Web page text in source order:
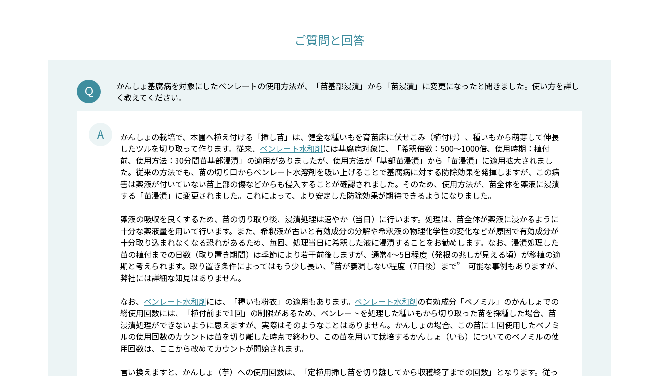
ご質問と回答
かんしょ基腐病を対象にしたベンレートの使用方法が、「苗基部浸漬」から「苗浸漬」に変更になったと聞きました。使い方を詳し
く教えてください。
かんしょの栽培で、本圃へ植え付ける「挿し苗」は、健全な種いもを育苗床に伏せこみ（植付け）、種いもから萌芽して伸長
したツルを切り取って作ります。従来、 ベンレート水和剤には基腐病対象に、「希釈倍数：500～1000倍、使用時期：植付
前、使用方法：30分間苗基部浸漬」の適用がありましたが、使用方法が「基部苗浸漬」から「苗浸漬」に適用拡大されまし
た。従来の方法でも、苗の切り口からベンレート水溶剤を吸い上げることで基腐病に対する防除効果を発揮しますが、この病
害は薬液が付いていない苗上部の傷などからも侵入することが確認されました。そのため、使用方法が、苗全体を薬液に浸漬
する「苗浸漬」に変更されました。これによって、より安定した防除効果が期待できるようになりました。
薬液の吸収を良くするため、苗の切り取り後、浸漬処理は速やか（当日）に行います。処理は、苗全体が薬液に浸かるように
十分な薬液量を用いて行います。また、希釈液が古いと有効成分の分解や希釈液の物理化学性の変化などが原因で有効成分が
十分取り込まれなくなる恐れがあるため、毎回、処理当日に希釈した液に浸漬することをお勧めします。なお、浸漬処理した
苗の植付までの日数（取り置き期間）は季節により若干前後しますが、通常4～5日程度（発根の兆しが見える頃）が移植の適
期と考えられます。取り置き条件によってはもう少し長い、”苗が萎凋しない程度（7日後）まで” 可能な事例もありますが、
弊社には詳細な知見はありません。
なお、 ベンレート水和剤には、「種いも粉衣」の適用もあります。 ベンレート水和剤の有効成分「ベノミル」のかんしょでの
総使用回数には、「植付前まで1回」の制限があるため、ベンレートを処理した種いもから切り取った苗を採種した場合、苗
浸漬処理ができないように思えますが、実際はそのようなことはありません。かんしょの場合、この苗に１回使用したベノミ
ルの使用回数のカウントは苗を切り離した時点で終わり、この苗を用いて栽培するかんしょ（いも）についてのベノミルの使
用回数は、ここから改めてカウントが開始されます。
言い換えますと、かんしょ（芋）への使用回数は、「定植用挿し苗を切り離してから収穫終了までの回数」となります。従っ